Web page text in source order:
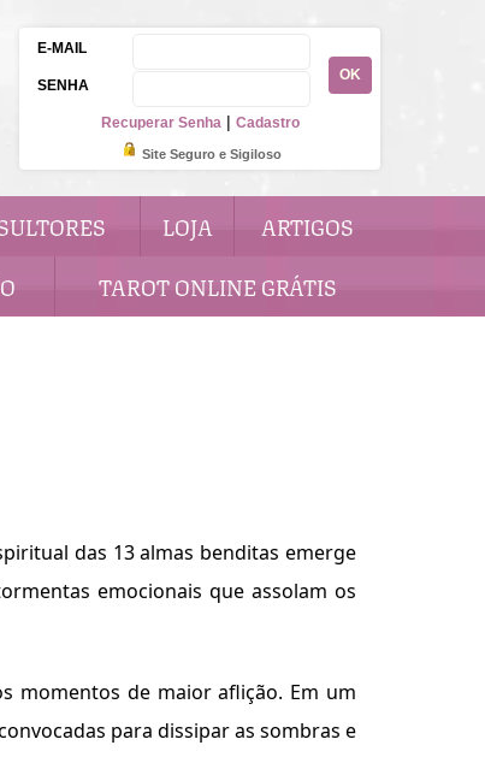
E-MAIL
SENHA
OK
Recuperar Senha | Cadastro
Site Seguro e Sigiloso
LOJA
ARTIGOS
TAROT ONLINE GRÁTIS
das 13 almas benditas emerge
emocionais que assolam os
momentos de maior aflição. Em um
para dissipar as sombras e